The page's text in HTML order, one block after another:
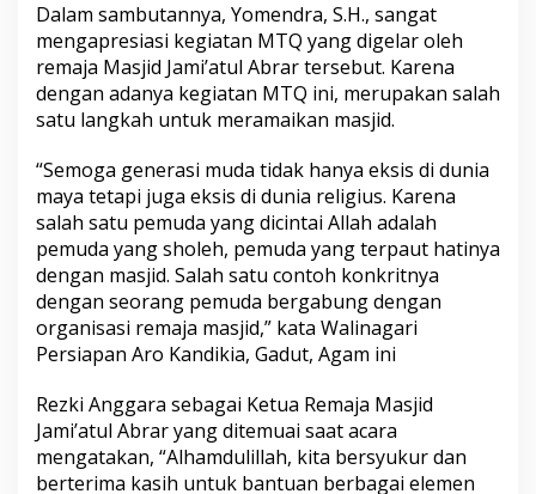
u
k
s
s
L
k
s
n
a
k
a
n
M
T
s
e
-
N
Dalam sambutannya, Yomendra, S.H., sangat
mengapresiasi kegiatan MTQ yang digelar oleh
remaja Masjid Jami’atul Abrar tersebut. Karena
dengan adanya kegiatan MTQ ini, merupakan salah
satu langkah untuk meramaikan masjid.
“Semoga generasi muda tidak hanya eksis di dunia
maya tetapi juga eksis di dunia religius. Karena
salah satu pemuda yang dicintai Allah adalah
pemuda yang sholeh, pemuda yang terpaut hatinya
dengan masjid. Salah satu contoh konkritnya
dengan seorang pemuda bergabung dengan
organisasi remaja masjid,” kata Walinagari
Persiapan Aro Kandikia, Gadut, Agam ini
Rezki Anggara sebagai Ketua Remaja Masjid
Jami’atul Abrar yang ditemuai saat acara
mengatakan, “Alhamdulillah, kita bersyukur dan
berterima kasih untuk bantuan berbagai elemen